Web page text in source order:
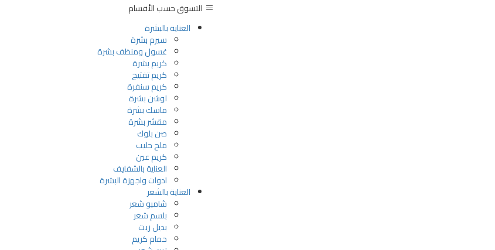
التسوق حسب الأقسام
العناية بالبشرة
سيرم بشرة
غسول ومنظف بشرة
كريم بشرة
كريم تفتيح
كريم سنفرة
لوشن بشرة
ماسك بشرة
مقشر بشرة
صن بلوك
ملح حليب
كريم عين
العناية بالشفايف
ادوات واجهزة البشرة
العناية بالشعر
شامبو شعر
بلسم شعر
بديل زيت
حمام كريم